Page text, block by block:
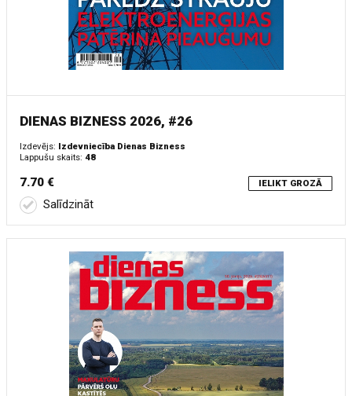
DIENAS BIZNESS 2026, #26
Izdevējs: Izdevniecība Dienas Bizness
Lappušu skaits: 48
7.70 € IELIKT GROZĀ
Salīdzināt